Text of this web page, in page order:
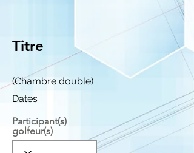
Titre
(Chambre double)
Dates :
Participant(s)
golfeur(s)